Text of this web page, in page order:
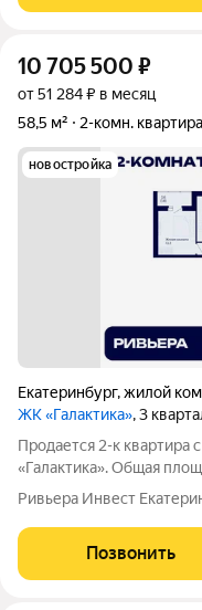
10 705 500 ₽
от 51 284 ₽ в месяц
58,5 м²
2-комн. квартира
новостройка
Екатеринбург,жилой
ЖК «Галактика», 3
Продается 2-к квартира
«Галактика». Общая площадь квартиры
ЖК «Галактика» дом повышенного комфорта в составе
квартала «Космос» на
тех, кто любит городскую
Ривьера Инвест
Позвонить